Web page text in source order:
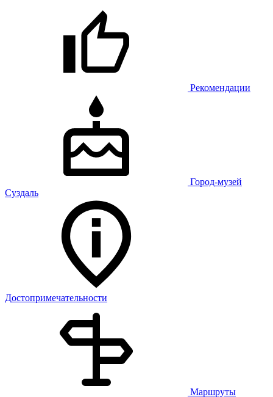
Рекомендации
Город-музей
Суздаль
Достопримечательности
Маршруты